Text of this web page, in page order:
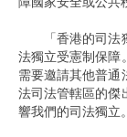
「香港的司法獨
法獨立受憲制保障
需要邀請其他普通
法司法管轄區的傑
響我們的司法獨立